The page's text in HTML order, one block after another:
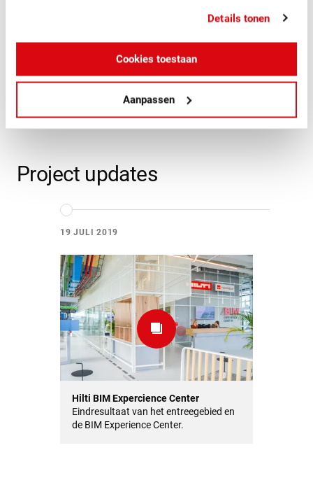
Details tonen
Cookies toestaan
Aanpassen
klanten meegenomen in de mogelijkheden die Hilti biedt
verdieping half april 2019 opgeleverd. In mei 2019 is de
verdieping officieel geopend.
Project updates
19 JULI 2019
Hilti BIM Expercience Center
Eindresultaat van het entreegebied en
de BIM Experience Center.